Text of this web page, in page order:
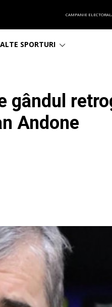
CAMPANIE
ALTE SPORTURI
gândul
Andone